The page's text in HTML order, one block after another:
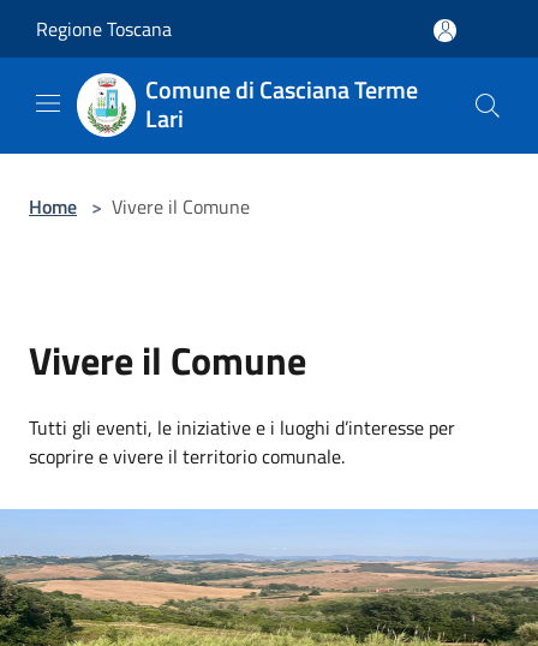
Regione Toscana
Comune di Casciana Terme
Lari
Home > Vivere il Comune
Vivere il Comune
Tutti gli eventi, le iniziative e i luoghi d’interesse per
scoprire e vivere il territorio comunale.